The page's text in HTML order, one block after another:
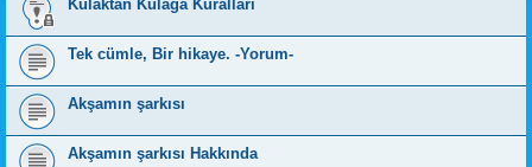
Kulaktan Kulağa Kuralları
Tek cümle, Bir hikaye. -Yorum-
Akşamın şarkısı
Akşamın şarkısı Hakkında